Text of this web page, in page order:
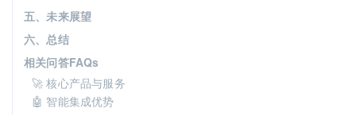
五、未来展望
六、总结
相关问答FAQs
🚀 核心产品与服务
🤖 智能集成优势